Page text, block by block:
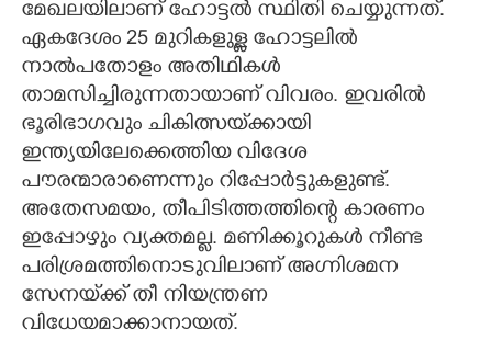
മേഖലയിലാണ് ഹോട്ടൽ സ്ഥിതി ചെയ്യുന്നത്.
ഏകദേശം 25 മുറികളുള്ള ഹോട്ടലിൽ
നാൽപതോളം അതിഥികൾ
താമസിച്ചിരുന്നതായാണ് വിവരം. ഇവരിൽ
ഭൂരിഭാഗവും ചികിത്സയ്‌ക്കായി
ഇന്ത്യയിലേക്കെത്തിയ വിദേശ
പൗരന്മാരാണെന്നും റിപ്പോർട്ടുകളുണ്ട്.
അതേസമയം, തീപിടിത്തത്തിന്റെ കാരണം
ഇപ്പോഴും വ്യക്തമല്ല. മണിക്കൂറുകൾ നീണ്ട
പരിശ്രമത്തിനൊടുവിലാണ് അഗ്നിശമന
സേനയ്‌ക്ക് തീ നിയന്ത്രണ
വിധേയമാക്കാനായത്.